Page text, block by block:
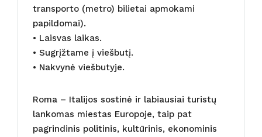
transporto (metro) bilietai apmokami
papildomai).
• Laisvas laikas.
• Sugrįžtame į viešbutį.
• Nakvynė viešbutyje.
Roma – Italijos sostinė ir labiausiai turistų
lankomas miestas Europoje, taip pat
pagrindinis politinis, kultūrinis, ekonominis